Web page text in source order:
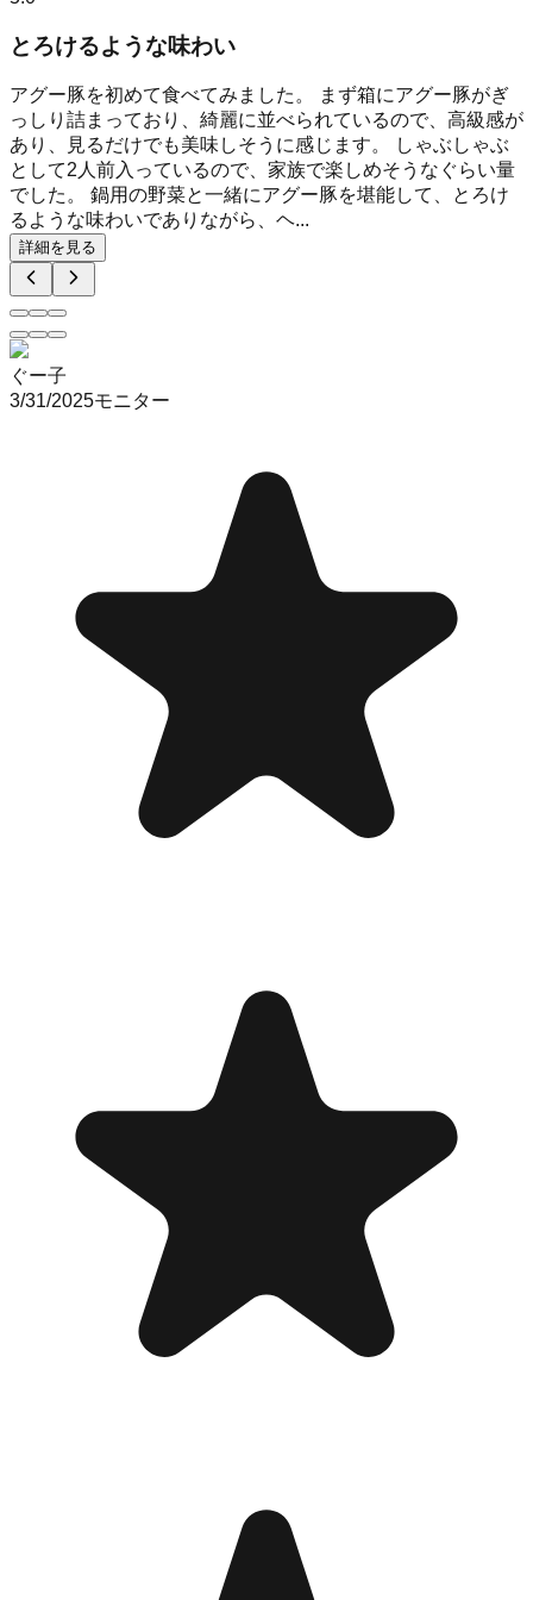
とろけるような味わい
アグー豚を初めて食べてみました。 まず箱にアグー豚がぎ
っしり詰まっており、綺麗に並べられているので、高級感が
あり、見るだけでも美味しそうに感じます。 しゃぶしゃぶ
として2人前入っているので、家族で楽しめそうなぐらい量
でした。 鍋用の野菜と一緒にアグー豚を堪能して、とろけ
るような味わいでありながら、ヘ...
詳細を見る
ぐー子
3/31/2025モニター